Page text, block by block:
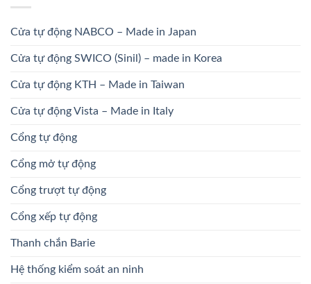
Cửa tự động NABCO – Made in Japan
Cửa tự động SWICO (Sinil) – made in Korea
Cửa tự động KTH – Made in Taiwan
Cửa tự động Vista – Made in Italy
Cổng tự động
Cổng mở tự động
Cổng trượt tự động
Cổng xếp tự động
Thanh chắn Barie
Hệ thống kiểm soát an ninh